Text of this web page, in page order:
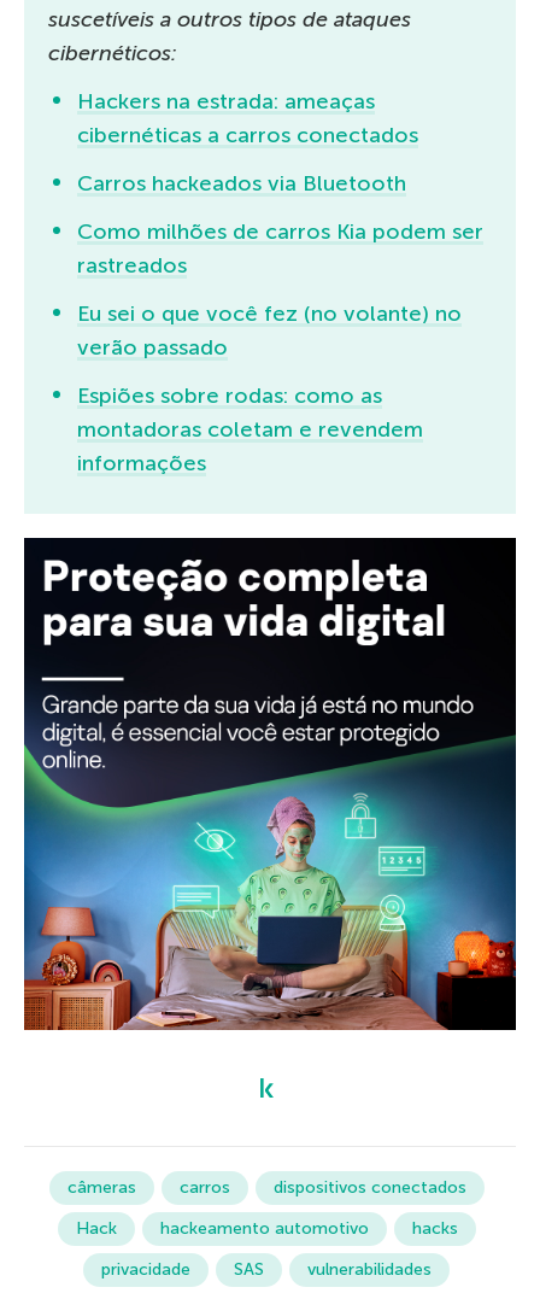
suscetíveis a outros tipos de ataques
cibernéticos:
Hackers na estrada: ameaças
cibernéticas a carros conectados
Carros hackeados via Bluetooth
Como milhões de carros Kia podem ser
rastreados
Eu sei o que você fez (no volante) no
verão passado
Espiões sobre rodas: como as
montadoras coletam e revendem
informações
câmeras carros
dispositivos conectados
Hack
hackeamento automotivo
hacks
privacidade
SAS vulnerabilidades